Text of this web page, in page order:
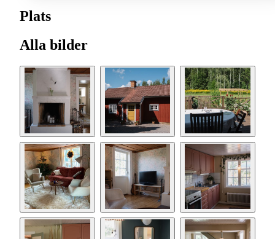
Plats
Alla bilder